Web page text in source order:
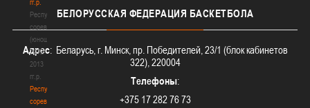
гг.р.
Республиканские
соревнования
(юноши)
2012-
2013
гг.р.
Республиканские
соревнования
БЕЛОРУССКАЯ ФЕДЕРАЦИЯ БАСКЕТБОЛА
Адрес: Беларусь, г. Минск, пр. Победителей, 23/1 (блок кабинетов
322), 220004
Телефоны:
+375 17 282 76 73